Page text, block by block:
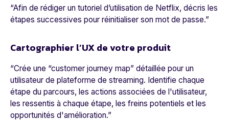
“Afin de rédiger un tutoriel d’utilisation de Netflix, décris les
étapes successives pour réinitialiser son mot de passe.”
Cartographier l’UX de votre produit
“Crée une “customer journey map” détaillée pour un
utilisateur de plateforme de streaming. Identifie chaque
étape du parcours, les actions associées de l'utilisateur,
les ressentis à chaque étape, les freins potentiels et les
opportunités d'amélioration.”